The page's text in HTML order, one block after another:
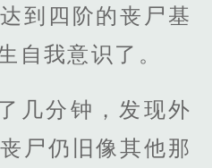
到四阶的丧尸基
自我意识了。
几分钟，发现外
尸仍旧像其他那